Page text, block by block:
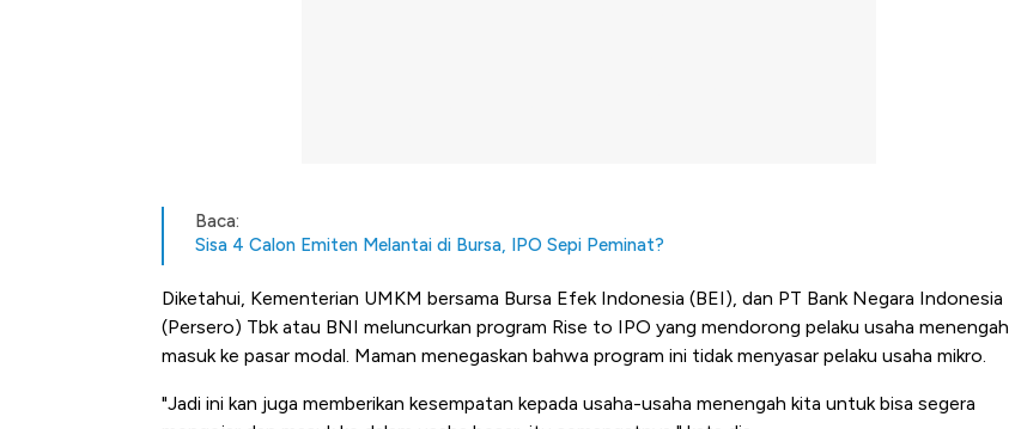
Baca:
Sisa 4 Calon Emiten Melantai di Bursa, IPO Sepi Peminat?
Diketahui, Kementerian UMKM bersama Bursa Efek Indonesia (BEI), dan PT Bank Negara Indonesia
(Persero) Tbk atau BNI meluncurkan program Rise to IPO yang mendorong pelaku usaha menengah
masuk ke pasar modal. Maman menegaskan bahwa program ini tidak menyasar pelaku usaha mikro.
"Jadi ini kan juga memberikan kesempatan kepada usaha-usaha menengah kita untuk bisa segera